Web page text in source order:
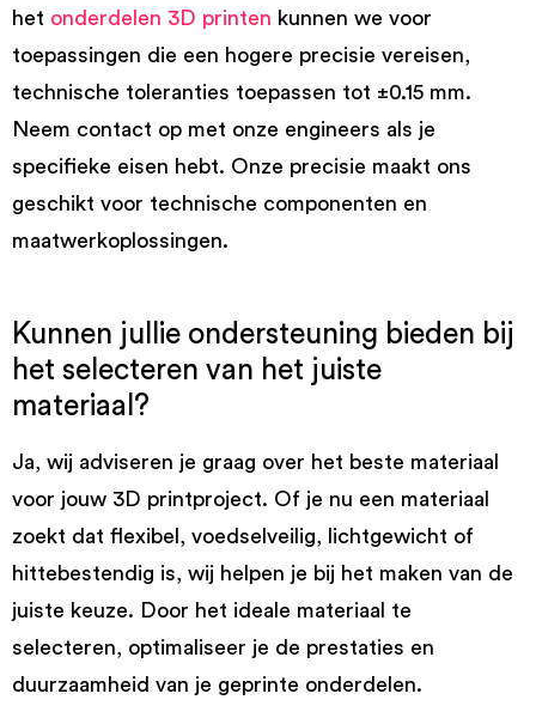
het onderdelen 3D printen kunnen we voor
toepassingen die een hogere precisie vereisen,
technische toleranties toepassen tot ±0.15 mm.
Neem contact op met onze engineers als je
specifieke eisen hebt. Onze precisie maakt ons
geschikt voor technische componenten en
maatwerkoplossingen.
Kunnen jullie ondersteuning bieden bij
het selecteren van het juiste
materiaal?
Ja, wij adviseren je graag over het beste materiaal
voor jouw 3D printproject. Of je nu een materiaal
zoekt dat flexibel, voedselveilig, lichtgewicht of
hittebestendig is, wij helpen je bij het maken van de
juiste keuze. Door het ideale materiaal te
selecteren, optimaliseer je de prestaties en
duurzaamheid van je geprinte onderdelen.